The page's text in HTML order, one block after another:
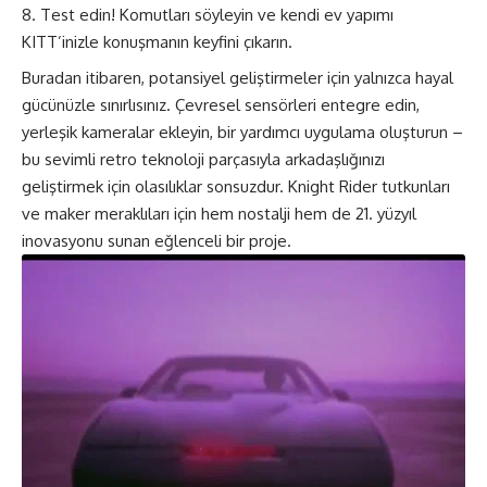
Test edin! Komutları söyleyin ve kendi ev yapımı
KITT’inizle konuşmanın keyfini çıkarın.
Buradan itibaren, potansiyel geliştirmeler için yalnızca hayal
gücünüzle sınırlısınız. Çevresel sensörleri entegre edin,
yerleşik kameralar ekleyin, bir yardımcı uygulama oluşturun –
bu sevimli retro teknoloji parçasıyla arkadaşlığınızı
geliştirmek için olasılıklar sonsuzdur. Knight Rider tutkunları
ve maker meraklıları için hem nostalji hem de 21. yüzyıl
inovasyonu sunan eğlenceli bir proje.